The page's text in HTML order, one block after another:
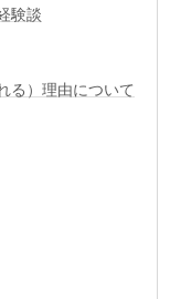
験談
る）理由について